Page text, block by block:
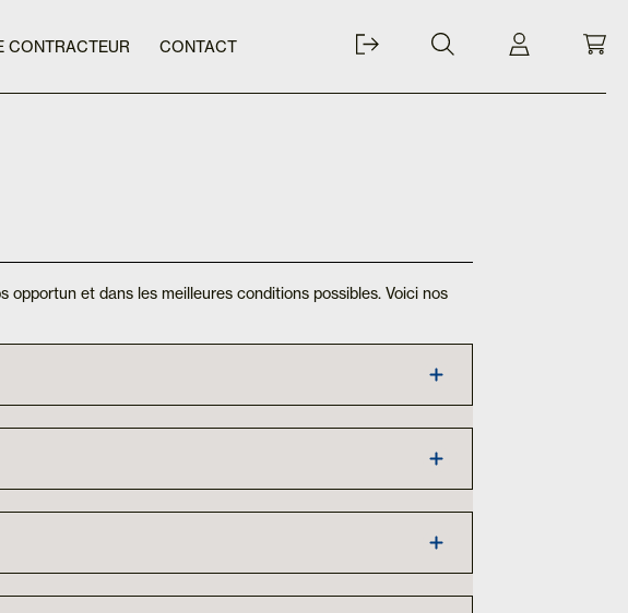
CONTRACTEUR CONTACT
et dans les meilleures conditions possibles. Voici nos